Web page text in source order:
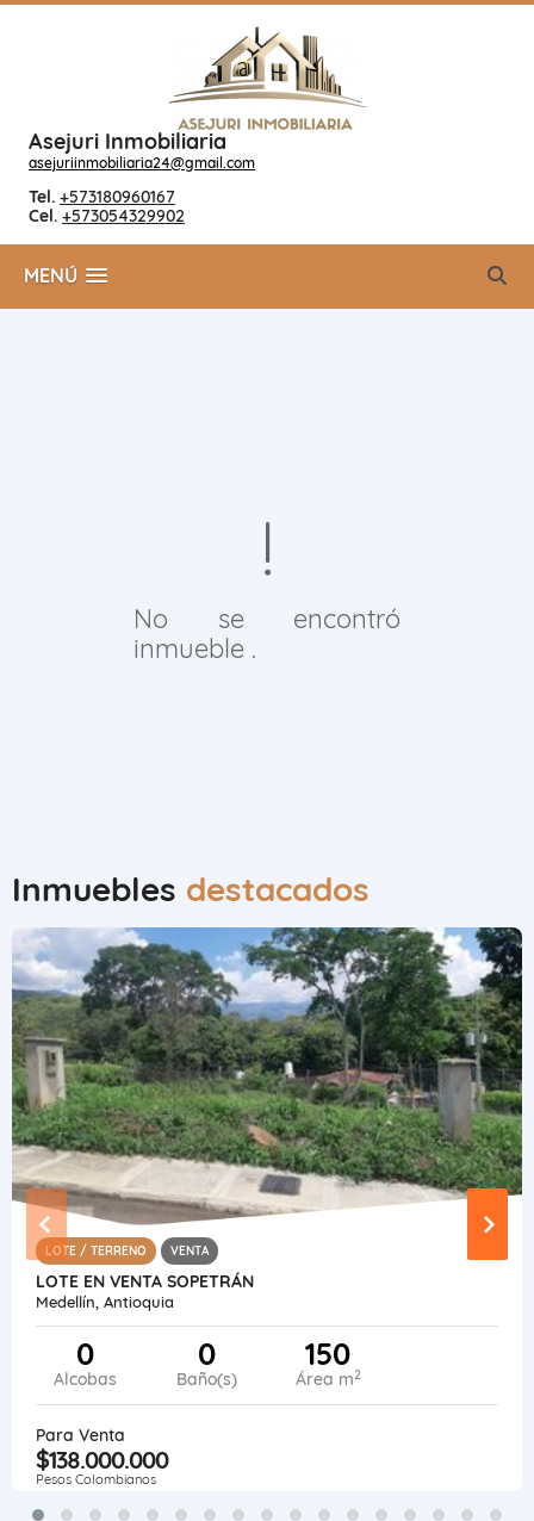
Asejuri Inmobiliaria
asejuriinmobiliaria24@gmail.com
Tel. +573180960167
Cel. +573054329902
MENÚ
No se encontró
inmueble .
Inmuebles destacados
LOTE / TERRENO VENTA
LOTE EN VENTA SOPETRÁN
Medellín, Antioquia
0
Alcobas
0
Baño(s)
150
Área m2
Para Venta
$138.000.000
Pesos Colombianos